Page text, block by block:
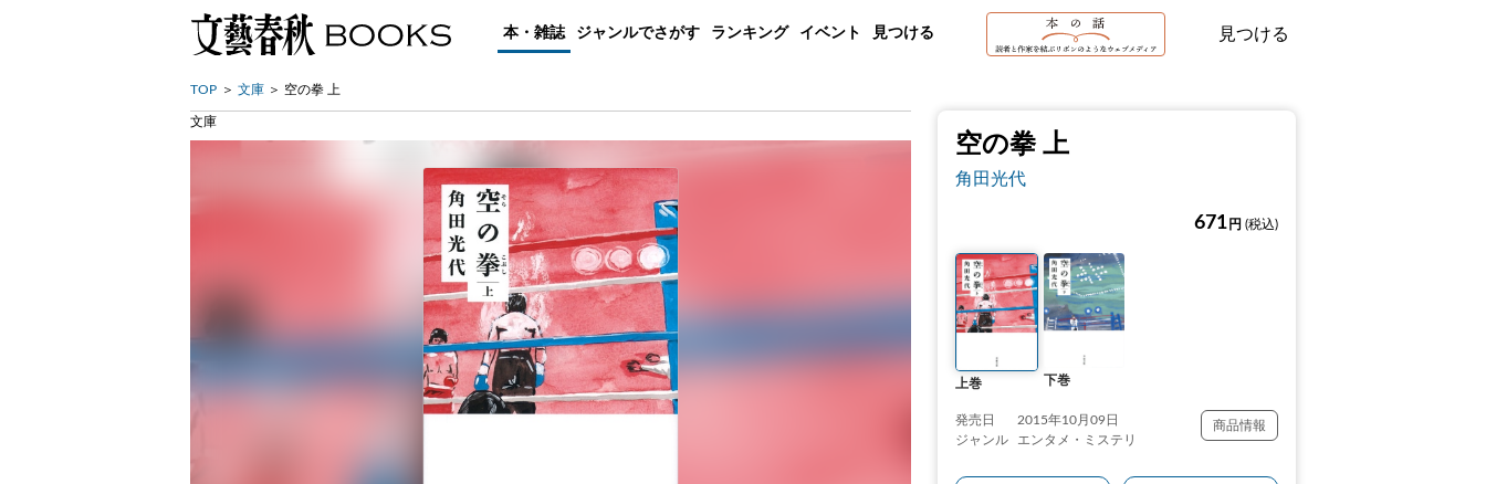
本・雑誌 ジャンルでさがす ランキング イベント 見つける 見つける
TOP 文庫 空の拳 上
空の拳 上
角田光代
671 円 (税込)
上巻 下巻
発売日
2015年10月09日
ジャンル
エンタメ・ミステリ
商品情報
文庫